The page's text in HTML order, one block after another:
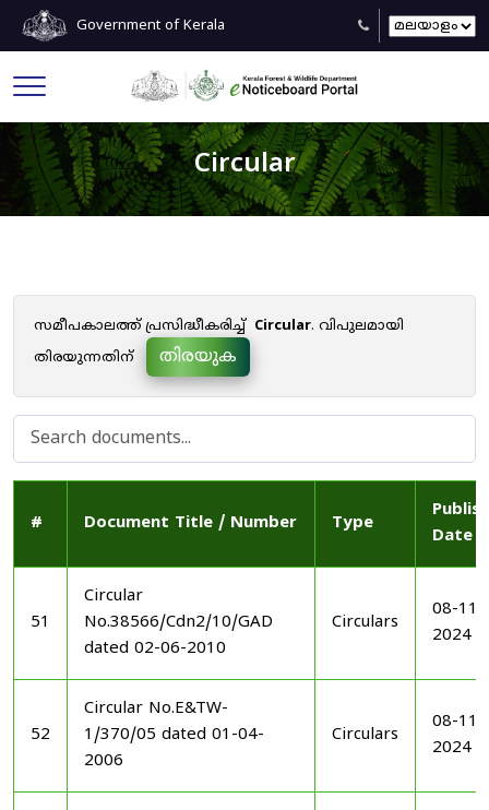
Government of Kerala
Circular
സമീപകാലത്ത് പ്രസിദ്ധീകരിച്ച് Circular. വിപുലമായി
തിരയുന്നതിന്
തിരയുക
# Document Title / Number Type
Date
51
Circular
No.38566/Cdn2/10/GAD
dated 02-06-2010
Circulars
08-11-
2024
52
Circular No.E&TW-
1/370/05 dated 01-04-
2006
Circulars
08-11-
2024